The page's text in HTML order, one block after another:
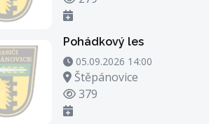
Pohádkový les
05.09.2026 14:00 - 05.09.2026
05.09.2026 14:00
Místo konání
Štěpánovice
Počet zhlédnutí
379